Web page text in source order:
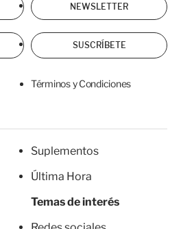
NEWSLETTER
SUSCRÍBETE
Términos y Condiciones
Suplementos
Última Hora
Temas de interés